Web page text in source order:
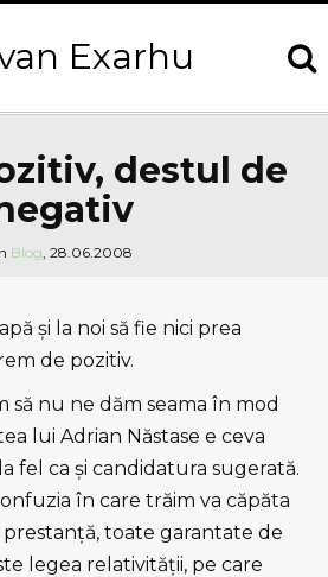
Exarhu
destul de
Blog, 28.06.2008
şi la noi să fie nici prea
de pozitiv.
să nu ne dăm seama în mod
lui Adrian Năstase e ceva
fel ca şi candidatura sugerată.
în care trăim va căpăta
toate garantate de
legea relativităţii, pe care